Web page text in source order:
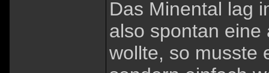
Das Minental lag
also spontan
wollte, so musste